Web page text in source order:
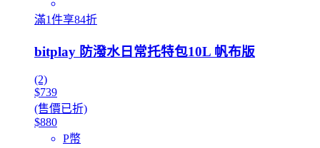
滿1件享84折
bitplay 防潑水日常托特包10L 帆布版
(2)
$739
(售價已折)
$880
P幣